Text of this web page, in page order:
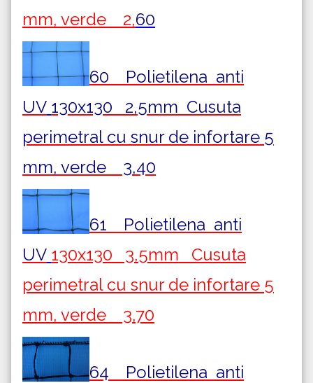
mm, verde 2,60
60 Polietilena anti
UV 130x130 2,5mm Cusuta
perimetral cu snur de infortare 5
mm, verde 3,40
61 Polietilena anti
UV 130x130 3,5mm Cusuta
perimetral cu snur de infortare 5
mm, verde 3,70
64 Polietilena anti